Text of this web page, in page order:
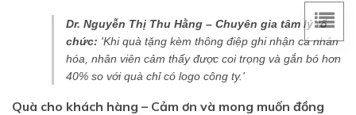
Dr. Nguyễn Thị Thu Hằng – Chuyên gia tâm lý tổ
chức: 'Khi quà tặng kèm thông điệp ghi nhận cá nhân
hóa, nhân viên cảm thấy được coi trọng và gắn bó hơn
40% so với quà chỉ có logo công ty.'
Quà cho khách hàng – Cảm ơn và mong muốn đồng